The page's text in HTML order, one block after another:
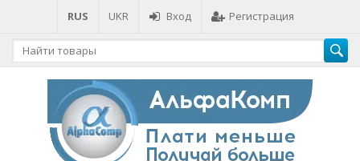
RUS UKR Вход Регистрация